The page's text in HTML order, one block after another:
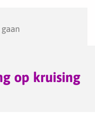
op kruising